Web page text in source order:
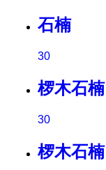
石楠
30
椤木石楠
30
椤木石楠